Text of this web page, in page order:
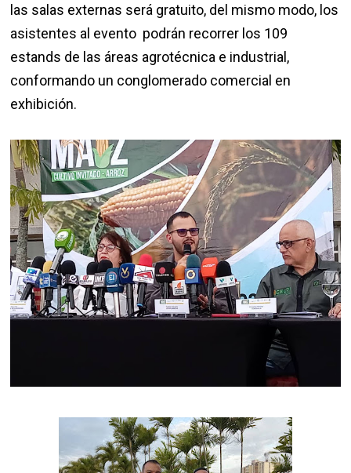
las salas externas será gratuito, del mismo modo, los
asistentes al evento podrán recorrer los 109
estands de las áreas agrotécnica e industrial,
conformando un conglomerado comercial en
exhibición.